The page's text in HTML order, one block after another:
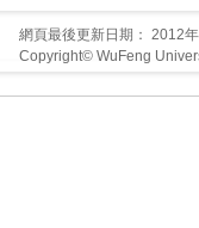
網頁最後更新日期： 2012
Copyright© WuFeng